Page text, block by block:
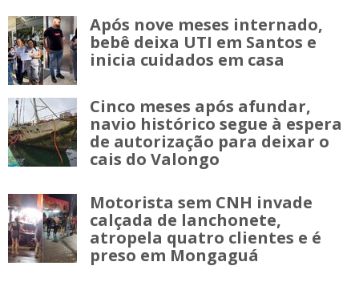
Após nove meses internado,
bebê deixa UTI em Santos e
inicia cuidados em casa
Cinco meses após afundar,
navio histórico segue à espera
de autorização para deixar o
cais do Valongo
Motorista sem CNH invade
calçada de lanchonete,
atropela quatro clientes e é
preso em Mongaguá